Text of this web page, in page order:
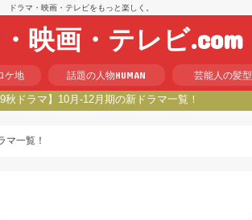
ドラマ・映画・テレビをもっと楽しく。
映画・テレビ.com
ケ地 話題の人物HUMAN 芸能人の髪型
秋ドラマ】10月-12月期の新ドラマ一覧！
マ一覧！